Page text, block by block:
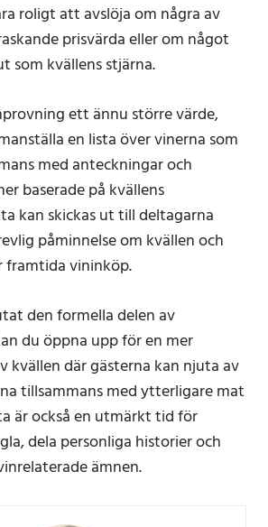
roligt att avslöja om några av
prisvärda eller om något
som kvällens stjärna.
ett ännu större värde,
en lista över vinerna som
med anteckningar och
baserade på kvällens
kan skickas ut till deltagarna
påminnelse om kvällen och
framtida vininköp.
den formella delen av
du öppna upp för en mer
kvällen där gästerna kan njuta av
tillsammans med ytterligare mat
är också en utmärkt tid för
dela personliga historier och
ämnen.